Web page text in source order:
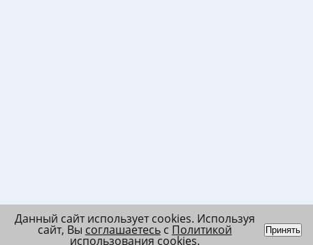
Данный сайт использует cookies. Используя
сайт, Вы соглашаетесьс Политикой
использования cookies.
Принять